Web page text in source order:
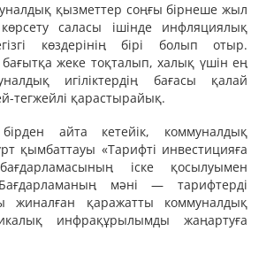
қызметтер соңғы бірнеше жыл
саласы ішінде инфляциялық
көздерінің бірі болып отыр.
жеке тоқталып, халық үшін ең
игіліктердің бағасы қалай
тегжейлі қарастырайық.
айта кетейік, коммуналдық
қымбаттауы «Тарифті инвестицияға
іске қосылуымен
мәні — тарифтерді
жиналған қаражатты коммуналдық
инфрақұрылымды жаңартуға